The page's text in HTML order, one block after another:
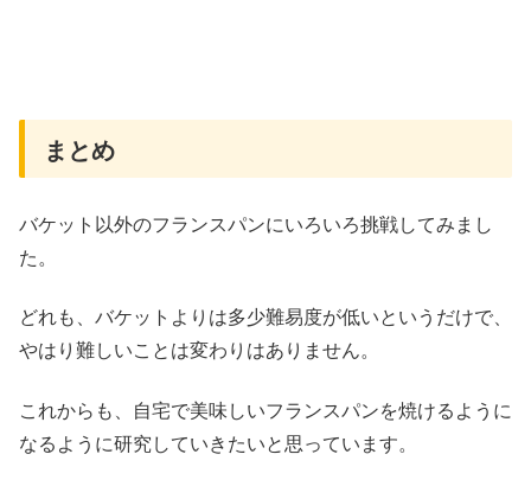
まとめ
バケット以外のフランスパンにいろいろ挑戦してみまし
た。
どれも、バケットよりは多少難易度が低いというだけで、
やはり難しいことは変わりはありません。
これからも、自宅で美味しいフランスパンを焼けるように
なるように研究していきたいと思っています。